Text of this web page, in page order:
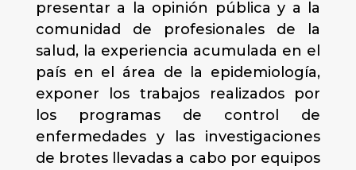
presentar a la opinión pública y a la
comunidad de profesionales de la
salud, la experiencia acumulada en el
país en el área de la epidemiología,
exponer los trabajos realizados por
los programas de control de
enfermedades y las investigaciones
de brotes llevadas a cabo por equipos